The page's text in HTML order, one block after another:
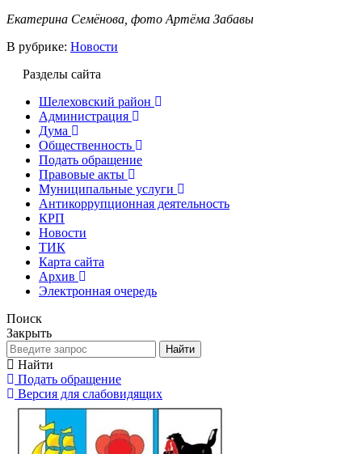
Екатерина Семёнова, фото Артёма Забавы
В рубрике: Новости
Разделы сайта
Шелеховский район
Администрация
Дума
Общественность
Подать обращение
Правовые акты
Муниципальные услуги
Антикоррупционная деятельность
КРП
Новости
ТИК
Карта сайта
Архив
Электронная очередь
Поиск
Закрыть
Найти
Найти
Подать обращение
Версия для слабовидящих